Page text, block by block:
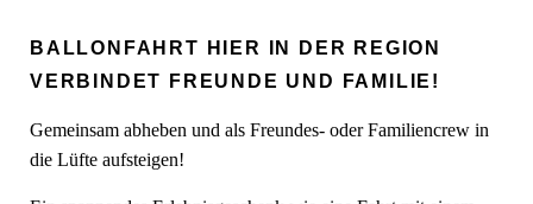
BALLONFAHRT HIER IN DER REGION
VERBINDET FREUNDE UND FAMILIE!
Gemeinsam abheben und als Freundes- oder Familiencrew in
die Lüfte aufsteigen!